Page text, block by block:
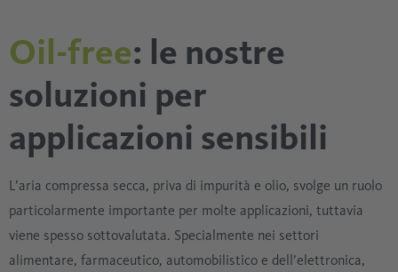
Oil-free: le nostre
soluzioni per
applicazioni sensibili
L’aria compressa secca, priva di impurità e olio, svolge un ruolo
particolarmente importante per molte applicazioni, tuttavia
viene spesso sottovalutata. Specialmente nei settori
alimentare, farmaceutico, automobilistico e dell’elettronica,